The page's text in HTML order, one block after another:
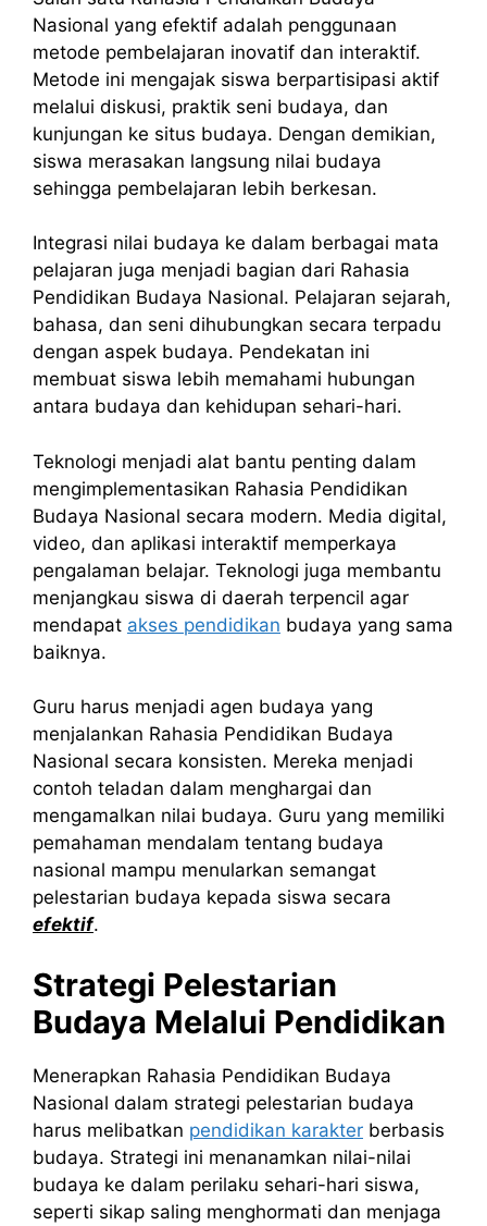
Nasional yang efektif adalah penggunaan
metode pembelajaran inovatif dan interaktif.
Metode ini mengajak siswa berpartisipasi aktif
melalui diskusi, praktik seni budaya, dan
kunjungan ke situs budaya. Dengan demikian,
siswa merasakan langsung nilai budaya
sehingga pembelajaran lebih berkesan.
Integrasi nilai budaya ke dalam berbagai mata
pelajaran juga menjadi bagian dari Rahasia
Pendidikan Budaya Nasional. Pelajaran sejarah,
bahasa, dan seni dihubungkan secara terpadu
dengan aspek budaya. Pendekatan ini
membuat siswa lebih memahami hubungan
antara budaya dan kehidupan sehari-hari.
Teknologi menjadi alat bantu penting dalam
mengimplementasikan Rahasia Pendidikan
Budaya Nasional secara modern. Media digital,
video, dan aplikasi interaktif memperkaya
pengalaman belajar. Teknologi juga membantu
menjangkau siswa di daerah terpencil agar
mendapat akses pendidikan budaya yang sama
baiknya.
Guru harus menjadi agen budaya yang
menjalankan Rahasia Pendidikan Budaya
Nasional secara konsisten. Mereka menjadi
contoh teladan dalam menghargai dan
mengamalkan nilai budaya. Guru yang memiliki
pemahaman mendalam tentang budaya
nasional mampu menularkan semangat
pelestarian budaya kepada siswa secara
efektif.
Strategi Pelestarian
Budaya Melalui Pendidikan
Menerapkan Rahasia Pendidikan Budaya
Nasional dalam strategi pelestarian budaya
harus melibatkan pendidikan karakter berbasis
budaya. Strategi ini menanamkan nilai-nilai
budaya ke dalam perilaku sehari-hari siswa,
seperti sikap saling menghormati dan menjaga